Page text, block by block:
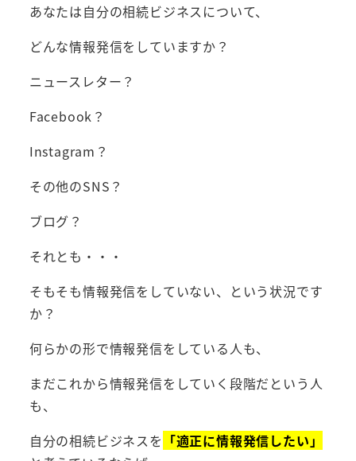
あなたは自分の相続ビジネスについて、
どんな情報発信をしていますか？
ニュースレター？
Facebook？
Instagram？
その他のSNS？
ブログ？
それとも・・・
そもそも情報発信をしていない、という状況です
か？
何らかの形で情報発信をしている人も、
まだこれから情報発信をしていく段階だという人
も、
自分の相続ビジネスを 「適正に情報発信したい」